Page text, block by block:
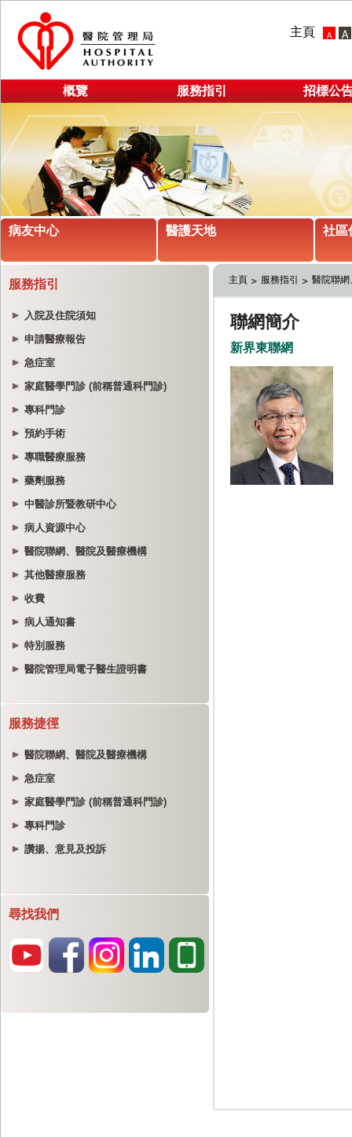
主頁
概覽 服務指引 招標公
病友中心 醫護天地 社區
服務指引
入院及住院須知
申請醫療報告
急症室
家庭醫學門診 (前稱普通科門診)
專科門診
預約手術
專職醫療服務
藥劑服務
中醫診所暨教研中心
病人資源中心
醫院聯網、醫院及醫療機構
其他醫療服務
收費
病人通知書
特別服務
醫院管理局電子醫生證明書
服務捷徑
醫院聯網、醫院及醫療機構
急症室
家庭醫學門診 (前稱普通科門診)
專科門診
讚揚、意見及投訴
尋找我們
主頁 服務指引 醫院聯網